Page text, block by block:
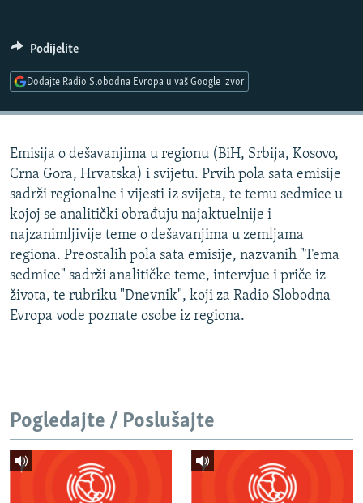
DNEVNO@RSE
SPECIJALI RSE
POPLAVE I KLIZIŠTA U BIH 2024.
TV LIBERTY
POST SCRIPTUM
MOJA EVROPA
TRI DECENIJE OD RATA U BIH
SVE KARTE DEJTONA
PRATITE NAS
Sve RFE/RL stranice
Podijelite
Dodajte Radio Slobodna Evropa u vaš Google izvor
Emisija o dešavanjima u regionu (BiH, Srbija, Kosovo,
Crna Gora, Hrvatska) i svijetu. Prvih pola sata emisije
sadrži regionalne i vijesti iz svijeta, te temu sedmice u
kojoj se analitički obrađuju najaktuelnije i
najzanimljivije teme o dešavanjima u zemljama
regiona. Preostalih pola sata emisije, nazvanih "Tema
sedmice" sadrži analitičke teme, intervjue i priče iz
života, te rubriku "Dnevnik", koji za Radio Slobodna
Evropa vode poznate osobe iz regiona.
Pogledajte / Poslušajte